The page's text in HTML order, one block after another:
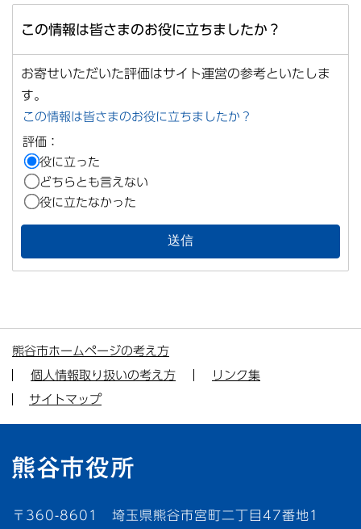
この情報は皆さまのお役に立ちましたか？
お寄せいただいた評価はサイト運営の参考といたしま
す。
この情報は皆さまのお役に立ちましたか？
評価：
役に立った
どちらとも言えない
役に立たなかった
熊谷市ホームページの考え方
個人情報取り扱いの考え方
リンク集
サイトマップ
〒360-8601 埼玉県熊谷市宮町二丁目47番地1